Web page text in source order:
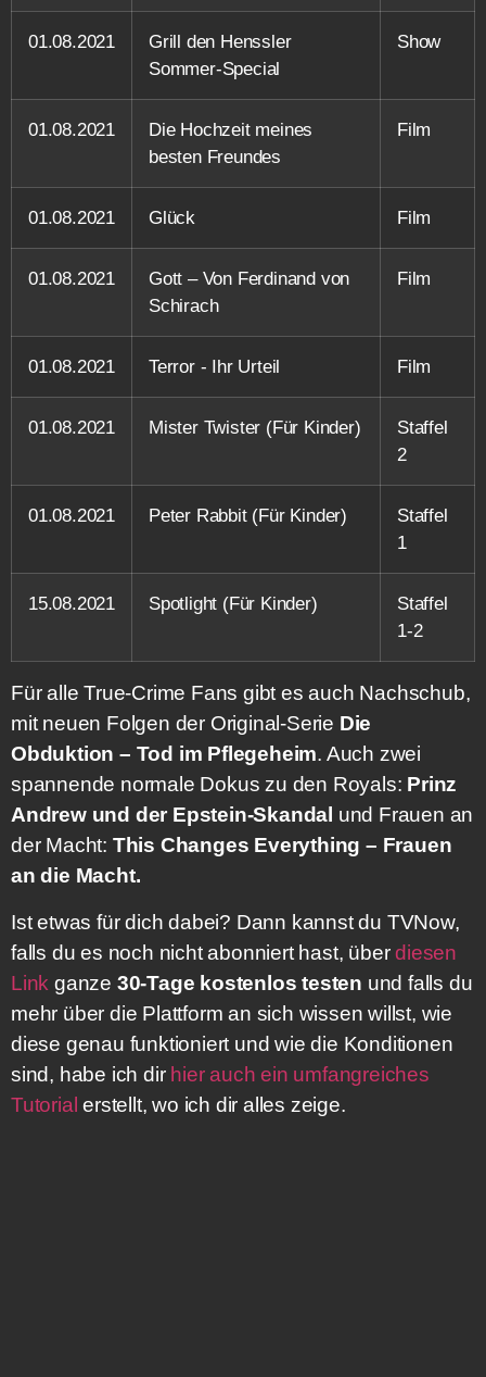
01.08.2021
Grill den Henssler
Sommer-Special
Show
01.08.2021
Die Hochzeit meines
besten Freundes
Film
01.08.2021 Glück Film
01.08.2021
Gott – Von Ferdinand von
Schirach
Film
01.08.2021 Terror - Ihr Urteil Film
01.08.2021 Mister Twister (Für Kinder)
Staffel
2
01.08.2021 Peter Rabbit (Für Kinder)
Staffel
1
15.08.2021 Spotlight (Für Kinder)
Staffel
1-2
Für alle True-Crime Fans gibt es auch Nachschub,
mit neuen Folgen der Original-Serie Die
Obduktion – Tod im Pflegeheim. Auch zwei
spannende normale Dokus zu den Royals: Prinz
Andrew und der Epstein-Skandal und Frauen an
der Macht: This Changes Everything – Frauen
an die Macht.
Ist etwas für dich dabei? Dann kannst du TVNow,
falls du es noch nicht abonniert hast, überdiesen
Link ganze 30-Tage kostenlos testen und falls du
mehr über die Plattform an sich wissen willst, wie
diese genau funktioniert und wie die Konditionen
sind, habe ich dirhier auch ein umfangreiches
Tutorial erstellt, wo ich dir alles zeige.